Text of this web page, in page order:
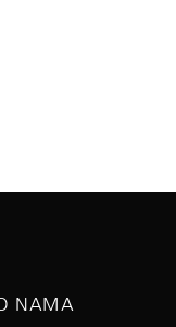
NAMA